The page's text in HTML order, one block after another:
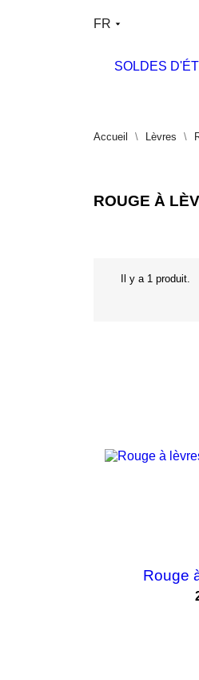
FR
SOLDES
Accueil Lèvres
ROUGE À
Il y a 1 produit.
Rouge